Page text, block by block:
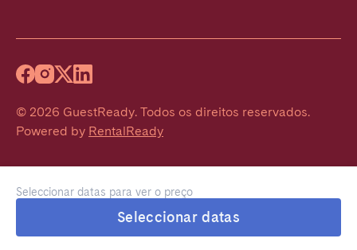
Seleccionar datas para ver o preço
Seleccionar datas
© 2026 GuestReady. Todos os direitos reservados.
Powered by RentalReady